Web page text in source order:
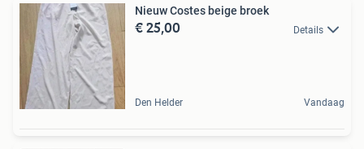
Nieuw Costes beige broek
€ 25,00 Details
Den Helder Vandaag